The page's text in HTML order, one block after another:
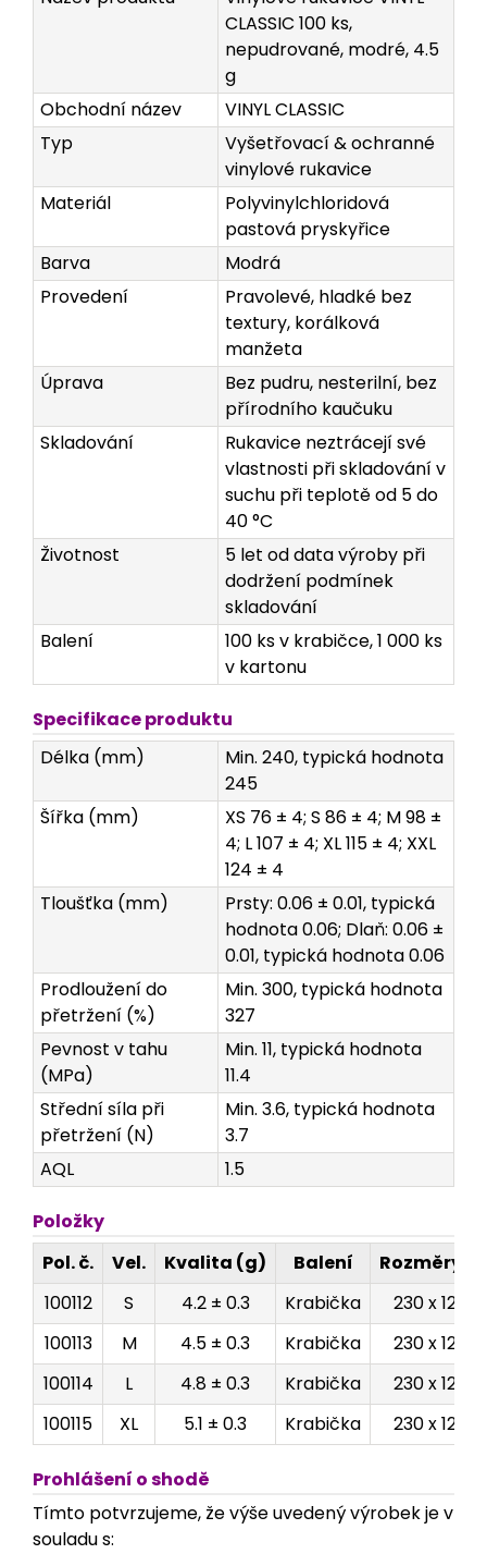
CLASSIC 100 ks,
nepudrované, modré, 4.5
g
Obchodní název
VINYL CLASSIC
Typ
Vyšetřovací & ochranné
vinylové rukavice
Materiál
Polyvinylchloridová
pastová pryskyřice
Barva
Modrá
Provedení
Pravolevé, hladké bez
textury, korálková
manžeta
Úprava
Bez pudru, nesterilní, bez
přírodního kaučuku
Skladování
Rukavice neztrácejí své
vlastnosti při skladování v
suchu při teplotě od 5 do
40 °C
Životnost
5 let od data výroby při
dodržení podmínek
skladování
Balení
100 ks v krabičce, 1 000 ks
v kartonu
Specifikace produktu
Délka (mm)
Min. 240, typická hodnota
245
Šířka (mm)
XS 76 ± 4; S 86 ± 4; M 98 ±
4; L 107 ± 4; XL 115 ± 4; XXL
124 ± 4
Tloušťka (mm)
Prsty: 0.06 ± 0.01, typická
hodnota 0.06; Dlaň: 0.06 ±
0.01, typická hodnota 0.06
Prodloužení do
přetržení (%)
Min. 300, typická hodnota
327
Pevnost v tahu
(MPa)
Min. 11, typická hodnota
11.4
Střední síla při
přetržení (N)
Min. 3.6, typická hodnota
3.7
AQL
1.5
Položky
Pol. č.
Vel. Kvalita (g) Balení
Rozměry
100112
S 4.2 ± 0.3 Krabička
230 x 125 x
100113
M 4.5 ± 0.3 Krabička
230 x 125 x
100114
L 4.8 ± 0.3 Krabička
230 x 125 x
100115
XL 5.1 ± 0.3 Krabička 230 x 125 x
Prohlášení o shodě
Tímto potvrzujeme, že výše uvedený výrobek je v
souladu s: